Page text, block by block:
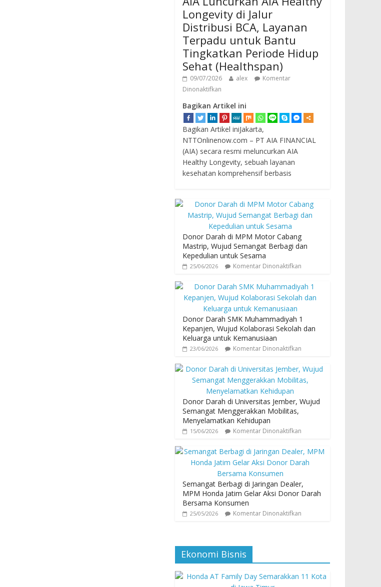
Longevity di Jalur
Distribusi BCA, Layanan
Terpadu untuk Bantu
Tingkatkan Periode Hidup
Sehat (Healthspan)
09/07/2026 alex
Komentar
Dinonaktifkan
Bagikan Artikel ini
Bagikan Artikel iniJakarta,
NTTOnlinenow.com – PT AIA FINANCIAL
(AIA) secara resmi meluncurkan AIA
Healthy Longevity, sebuah layanan
kesehatan komprehensif berbasis
Donor Darah di MPM Motor Cabang
Mastrip, Wujud Semangat Berbagi dan
Kepedulian untuk Sesama
25/06/2026 Komentar Dinonaktifkan
Donor Darah SMK Muhammadiyah 1
Kepanjen, Wujud Kolaborasi Sekolah dan
Keluarga untuk Kemanusiaan
23/06/2026 Komentar Dinonaktifkan
Donor Darah di Universitas Jember, Wujud
Semangat Menggerakkan Mobilitas,
Menyelamatkan Kehidupan
15/06/2026 Komentar Dinonaktifkan
Semangat Berbagi di Jaringan Dealer,
MPM Honda Jatim Gelar Aksi Donor Darah
Bersama Konsumen
25/05/2026 Komentar Dinonaktifkan
Ekonomi Bisnis